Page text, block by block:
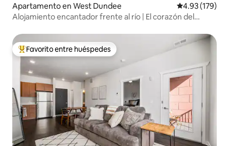
Apartamento en West Dundee Calificación
4.93 (179)
Alojamiento encantador frente al río | El corazón del
Favorito entre huéspedes preferido
Favorito entre huéspedes